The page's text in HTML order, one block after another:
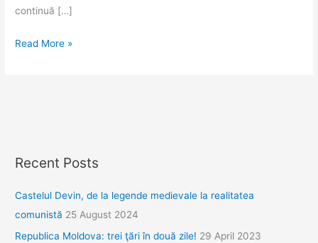
continuă […]
La
în
Asiei
Centrale
Read More »
Recent Posts
Castelul Devin, de la legende medievale la realitatea
comunistă 25 August 2024
Republica Moldova: trei ţări în două zile! 29 April 2023